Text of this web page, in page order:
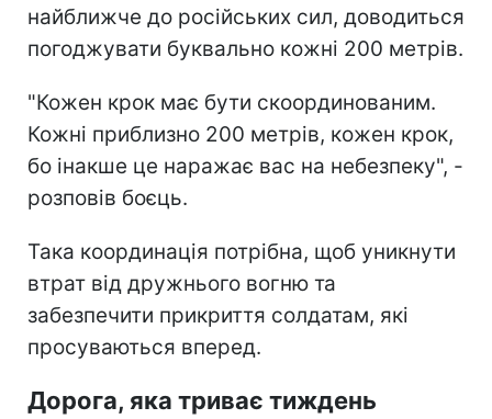
найближче до російських сил, доводиться
погоджувати буквально кожні 200 метрів.
"Кожен крок має бути скоординованим.
Кожні приблизно 200 метрів, кожен крок,
бо інакше це наражає вас на небезпеку", -
розповів боєць.
Така координація потрібна, щоб уникнути
втрат від дружнього вогню та
забезпечити прикриття солдатам, які
просуваються вперед.
Дорога, яка триває тиждень